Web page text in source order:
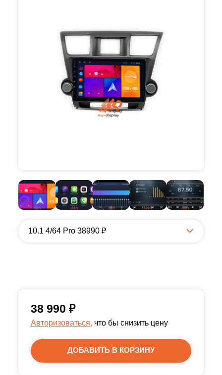
10.1 4/64 Pro 38990 ₽
38 990 ₽
Авторизоваться, что бы снизить цену
ДОБАВИТЬ В КОРЗИНУ